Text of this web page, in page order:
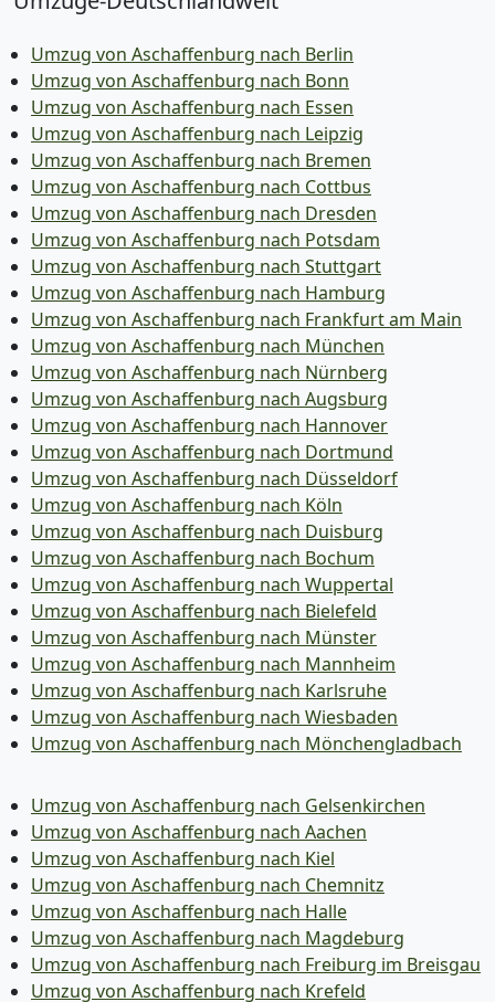
Umzug von Aschaffenburg nach Berlin
Umzug von Aschaffenburg nach Bonn
Umzug von Aschaffenburg nach Essen
Umzug von Aschaffenburg nach Leipzig
Umzug von Aschaffenburg nach Bremen
Umzug von Aschaffenburg nach Cottbus
Umzug von Aschaffenburg nach Dresden
Umzug von Aschaffenburg nach Potsdam
Umzug von Aschaffenburg nach Stuttgart
Umzug von Aschaffenburg nach Hamburg
Umzug von Aschaffenburg nach Frankfurt am Main
Umzug von Aschaffenburg nach München
Umzug von Aschaffenburg nach Nürnberg
Umzug von Aschaffenburg nach Augsburg
Umzug von Aschaffenburg nach Hannover
Umzug von Aschaffenburg nach Dortmund
Umzug von Aschaffenburg nach Düsseldorf
Umzug von Aschaffenburg nach Köln
Umzug von Aschaffenburg nach Duisburg
Umzug von Aschaffenburg nach Bochum
Umzug von Aschaffenburg nach Wuppertal
Umzug von Aschaffenburg nach Bielefeld
Umzug von Aschaffenburg nach Münster
Umzug von Aschaffenburg nach Mannheim
Umzug von Aschaffenburg nach Karlsruhe
Umzug von Aschaffenburg nach Wiesbaden
Umzug von Aschaffenburg nach Mönchen­gladbach
Umzug von Aschaffenburg nach Gelsenkirchen
Umzug von Aschaffenburg nach Aachen
Umzug von Aschaffenburg nach Kiel
Umzug von Aschaffenburg nach Chemnitz
Umzug von Aschaffenburg nach Halle
Umzug von Aschaffenburg nach Magdeburg
Umzug von Aschaffenburg nach Freiburg im Breisgau
Umzug von Aschaffenburg nach Krefeld